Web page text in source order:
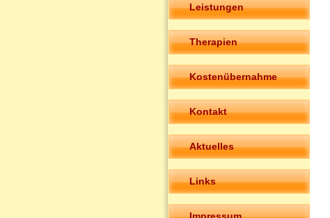
Leistungen
Therapien
Kostenübernahme
Kontakt
Aktuelles
Links
Impressum